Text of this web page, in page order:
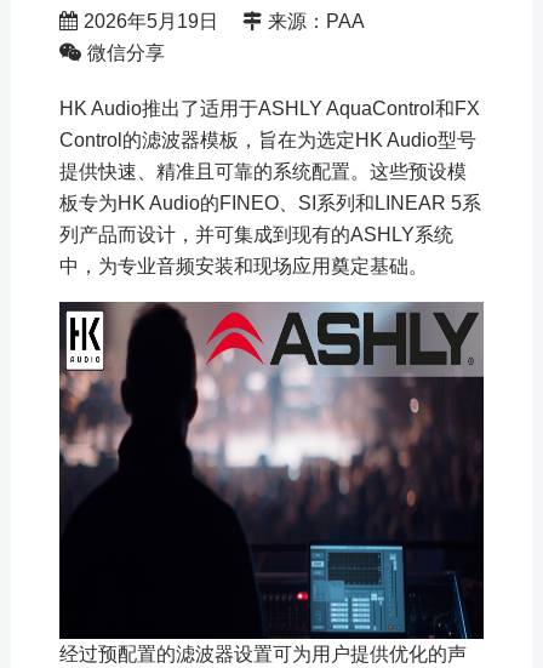
2026年5月19日
来源：PAA
微信分享
HK Audio推出了适用于ASHLY AquaControl和FX
Control的滤波器模板，旨在为选定HK Audio型号
提供快速、精准且可靠的系统配置。这些预设模
板专为HK Audio的FINEO、SI系列和LINEAR 5系
列产品而设计，并可集成到现有的ASHLY系统
中，为专业音频安装和现场应用奠定基础。
经过预配置的滤波器设置可为用户提供优化的声